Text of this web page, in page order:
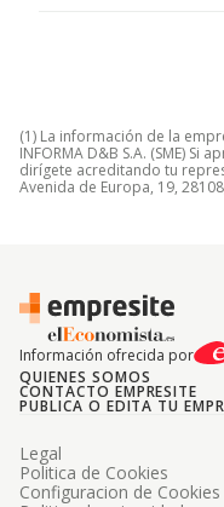
(1) La información de la
INFORMA D&B S.A. (SME)
dirígete acreditando tu
Avenida de Europa, 19,
Información ofrecida por
QUIENES SOMOS
CONTACTO EMPRESITE
PUBLICA O EDITA TU
Legal
Politica de Cookies
Configuracion de Cookies